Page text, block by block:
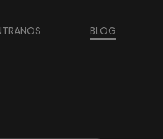
BLOG